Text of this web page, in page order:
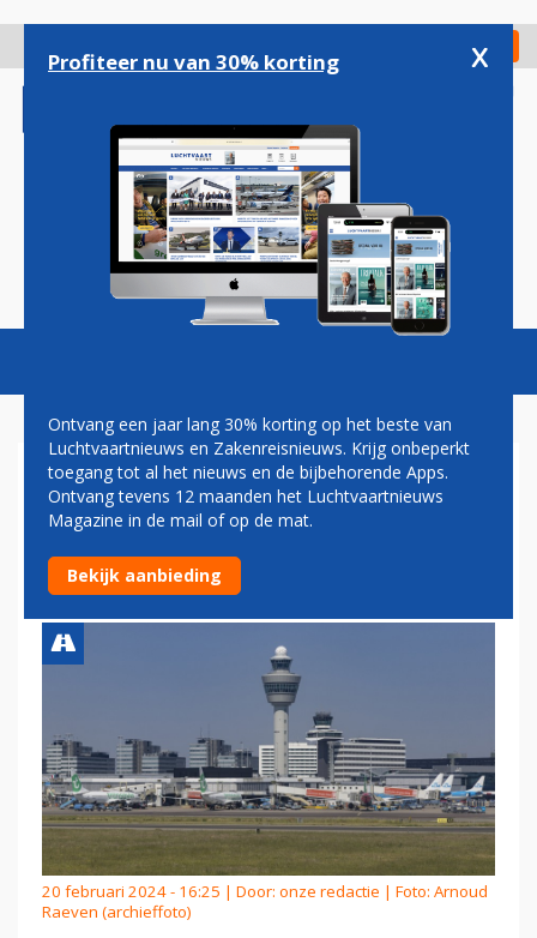
gaan
Check in
Magazine Podcasts Vacatures
RUIM 4,5 MILJOEN
PASSAGIERS VOOR SCHIPHOL
IN JANUARI
20 februari 2024 - 16:25 | Door: onze redactie | Foto: Arnoud
Raeven (archieffoto)
Profiteer nu van 30% korting x
Ontvang een jaar lang 30% korting op het beste van
Luchtvaartnieuws en Zakenreisnieuws. Krijg onbeperkt
toegang tot al het nieuws en de bijbehorende Apps.
Ontvang tevens 12 maanden het Luchtvaartnieuws
Magazine in de mail of op de mat.
Bekijk aanbieding